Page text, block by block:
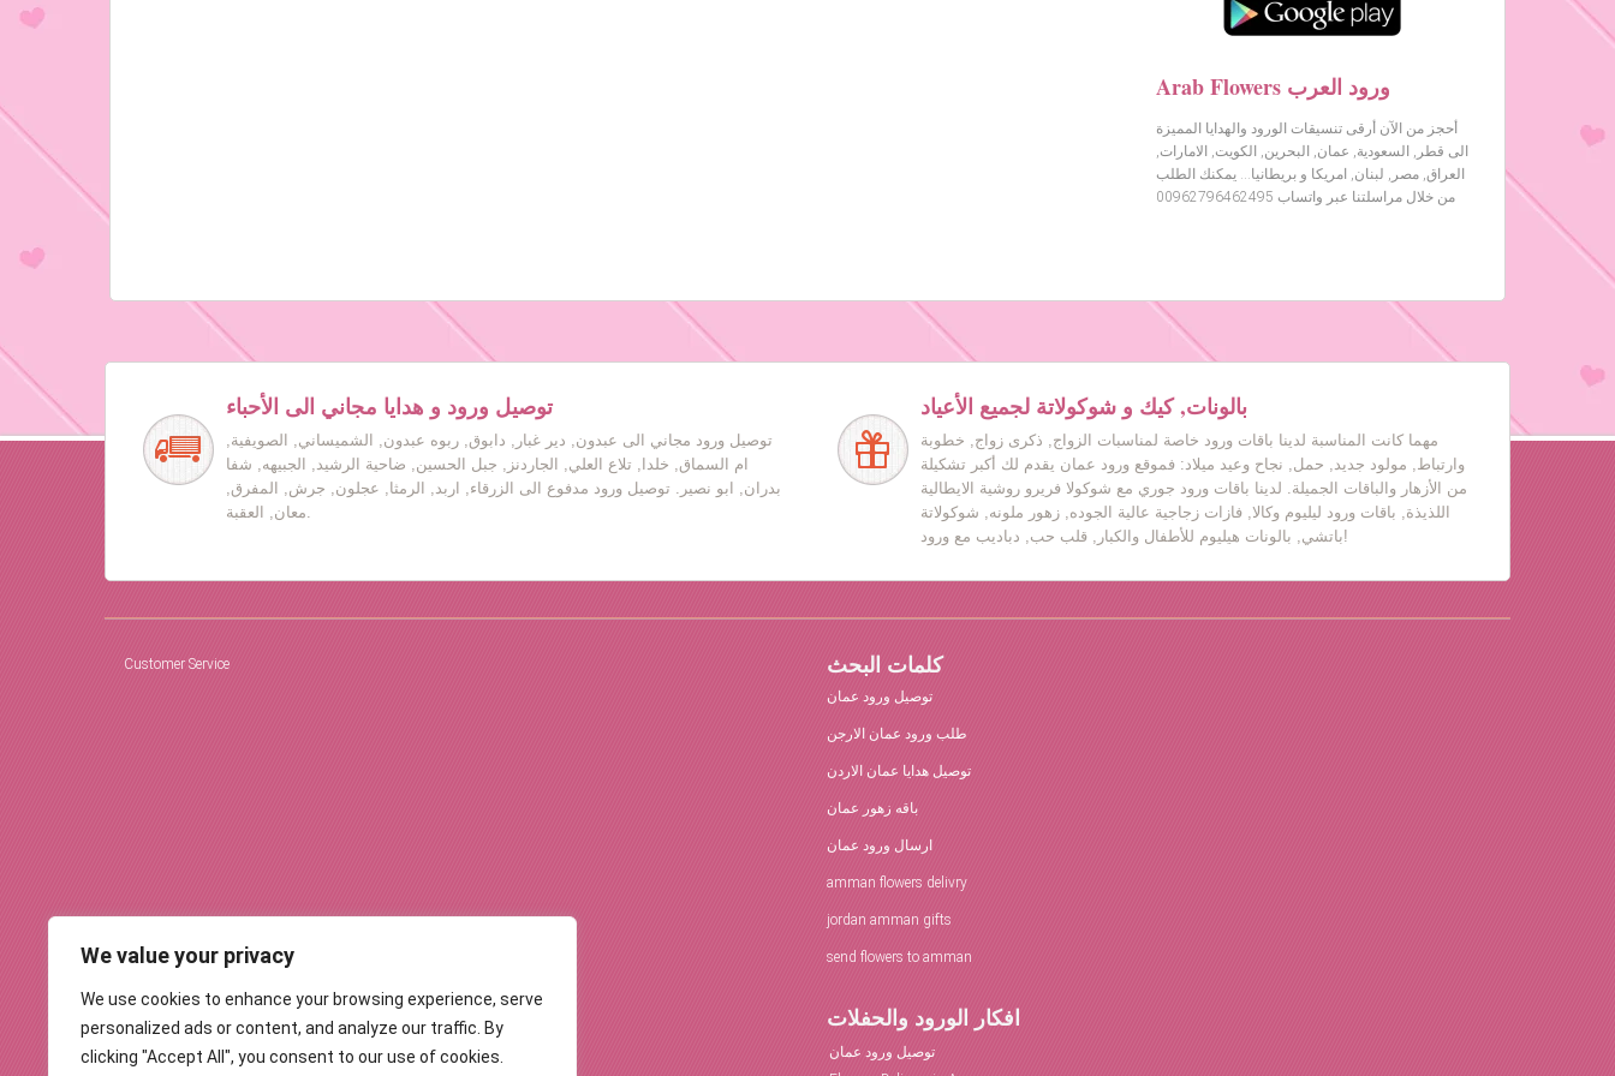
We value your privacy
We use cookies to enhance your browsing experience, serve
personalized ads or content, and analyze our traffic. By
clicking "Accept All", you consent to our use of cookies.
Arab Flowers ورود العرب
أحجز من الآن أرقى تنسيقات الورود والهدايا المميزة
الى قطر, السعودية, عمان, البحرين, الكويت, الامارات,
العراق, مصر, لبنان, امريكا و بريطانيا… يمكنك الطلب
من خلال مراسلتنا عبر واتساب 00962796462495
توصيل ورود و هدايا مجاني الى الأحباء
توصيل ورود مجاني الى عبدون, دير غبار, دابوق, ربوه عبدون, الشميساني, الصويفية,
ام السماق, خلدا, تلاع العلي, الجاردنز, جبل الحسين, ضاحية الرشيد, الجبيهه, شفا
بدران, ابو نصير. توصيل ورود مدفوع الى الزرقاء, اربد, الرمثا, عجلون, جرش, المفرق,
بالونات, كيك و شوكولاتة لجميع الأعياد
مهما كانت المناسبة لدينا باقات ورود خاصة لمناسبات الزواج, ذكرى زواج, خطوبة
وارتباط, مولود جديد, حمل, نجاح وعيد ميلاد: فموقع ورود عمان يقدم لك أكبر تشكيلة
من الأزهار والباقات الجميلة. لدينا باقات ورود جوري مع شوكولا فريرو روشية الايطالية
اللذيذة, باقات ورود ليليوم وكالا, فازات زجاجية عالية الجوده, زهور ملونه, شوكولاتة
باتشي, بالونات هيليوم للأطفال والكبار, قلب حب, دباديب مع ورود!
Customer Service كلمات البحث
توصيل ورود عمان
طلب ورود عمان الارجن
توصيل هدايا عمان الاردن
باقه زهور عمان
ارسال ورود عمان
amman flowers delivry
jordan amman gifts
send flowers to amman
افكار الورود والحفلات
توصيل ورود عمان